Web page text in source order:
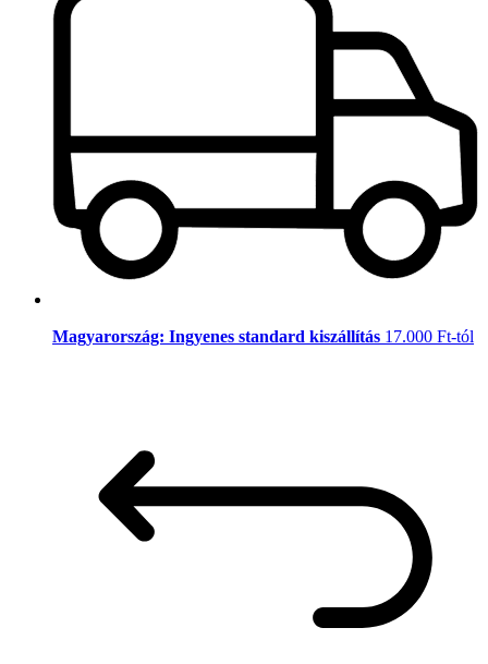
Magyarország: Ingyenes standard kiszállítás 17.000 Ft-tól